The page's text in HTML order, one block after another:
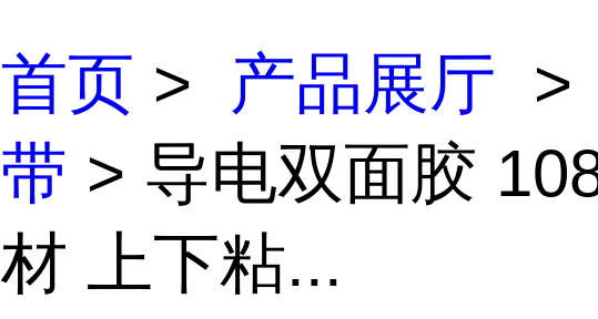
首页 > 产品展厅 >
带 > 导电双面胶
材 上下粘...